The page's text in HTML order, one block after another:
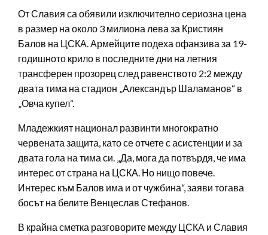
От Славия са обявили изключително сериозна цена
в размер на около 3 милиона лева за Кристиян
Балов на ЦСКА. Армейците подеха офанзива за 19-
годишното крило в последните дни на летния
трансферен прозорец след равенството 2:2 между
двата тима на стадион „Александър Шаламанов“ в
„Овча купел“.
Младежкият национал развинти многократно
червената защита, като се отчете с асистенции и за
двата гола на тима си. „Да, мога да потвърдя, че има
интерес от страна на ЦСКА. Но нищо повече.
Интерес към Балов има и от чужбина“, заяви тогава
босът на белите Венцеслав Стефанов.
В крайна сметка разговорите между ЦСКА и Славия